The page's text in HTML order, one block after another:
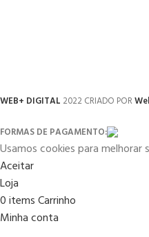
WEB+ DIGITAL 2022 CRIADO POR
FORMAS DE PAGAMENTO:
Usamos cookies para
Aceitar
Loja
0itemsCarrinho
Minha conta